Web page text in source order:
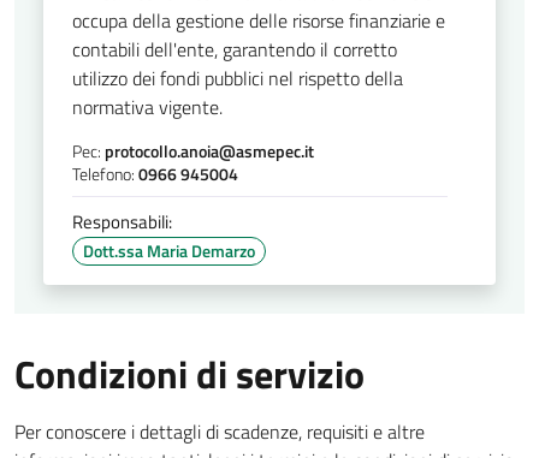
occupa della gestione delle risorse finanziarie e
contabili dell'ente, garantendo il corretto
utilizzo dei fondi pubblici nel rispetto della
normativa vigente.
Pec: protocollo.anoia@asmepec.it
Telefono:0966 945004
Responsabili:
Dott.ssa Maria Demarzo
Condizioni di servizio
Per conoscere i dettagli di scadenze, requisiti e altre